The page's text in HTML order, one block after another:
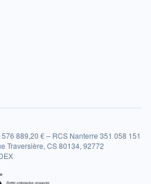
889,20 € – RCS Nanterre 351 058 151
Traversière, CS 80134, 92772